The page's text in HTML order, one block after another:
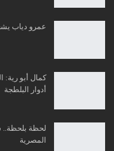
عمرو دياب
كمال أبو
أدوار البلطجة
لحظة بلحظة..
المصرية